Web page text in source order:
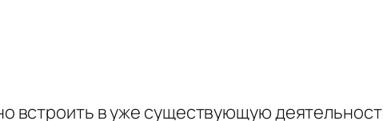
встроить в уже существующую